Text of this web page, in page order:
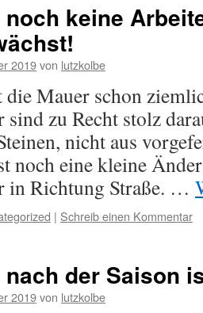
noch keine
2019von lutzkolbe
Mauer schon
zu Recht stolz
nicht aus
noch eine kleine
in Richtung Straße. …
| Schreib einen Kommentar
nach der Saison
2019von lutzkolbe